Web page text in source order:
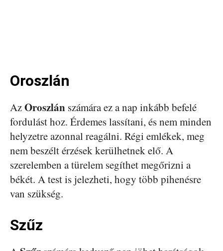
Oroszlán
AzOroszlán számára ez a nap inkább befelé
fordulást hoz. Érdemes lassítani, és nem minden
helyzetre azonnal reagálni. Régi emlékek, meg
nem beszélt érzések kerülhetnek elő. A
szerelemben a türelem segíthet megőrizni a
békét. A test is jelezheti, hogy több pihenésre
van szükség.
Szűz